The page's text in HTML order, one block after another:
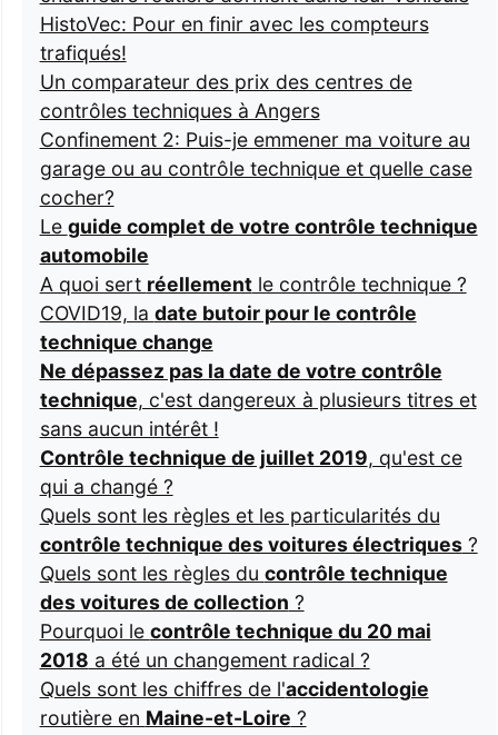
HistoVec: Pour en finir avec les compteurs
trafiqués!
Un comparateur des prix des centres de
contrôles techniques à Angers
Confinement 2: Puis-je emmener ma voiture au
garage ou au contrôle technique et quelle case
cocher?
Le guide complet de votre contrôle technique
automobile
A quoi sert réellementle contrôle technique ?
COVID19, la date butoir pour le contrôle
technique change
Ne dépassez pas la date de votre contrôle
technique, c'est dangereux à plusieurs titres et
sans aucun intérêt !
Contrôle technique de juillet 2019, qu'est ce
qui a changé ?
Quels sont les règles et les particularités du
contrôle technique des voitures électriques?
Quels sont les règles du contrôle technique
des voitures de collection ?
Pourquoi le contrôle technique du 20 mai
2018 a été un changement radical ?
Quels sont les chiffres de l'accidentologie
routière en Maine-et-Loire ?